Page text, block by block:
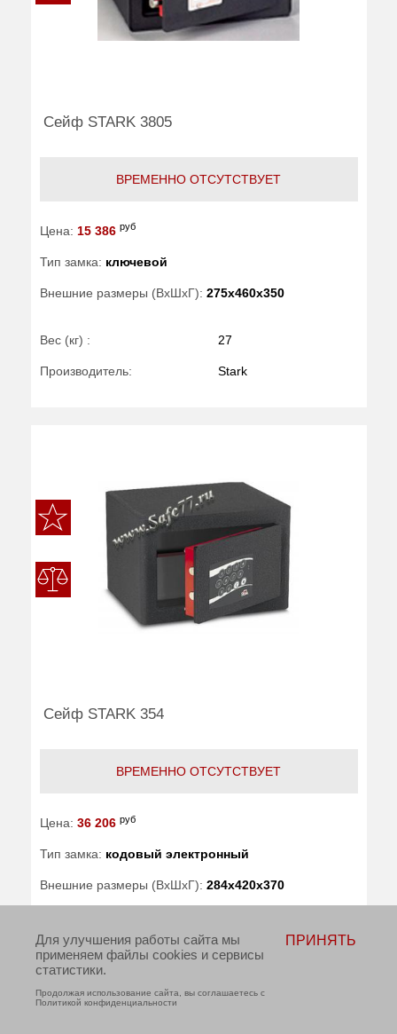
Сейф STARK 3805
ВРЕМЕННО ОТСУТСТВУЕТ
Цена: 15 386 руб
Тип замка: ключевой
Внешние размеры (ВхШхГ): 275x460x350
Вес (кг) : 27
Производитель: Stark
Сейф STARK 354
ВРЕМЕННО ОТСУТСТВУЕТ
Цена: 36 206 руб
Тип замка: кодовый электронный
Внешние размеры (ВхШхГ): 284x420x370
Вес (кг) :
Производитель: Stark
Для улучшения работы сайта мы
применяем файлы cookies и сервисы
статистики.
Продолжая использование сайта, вы соглашаетесь с
Политикой конфиденциальности
ПРИНЯТЬ